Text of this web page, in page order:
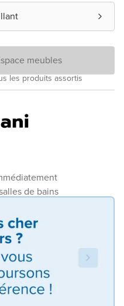
de bains
meubles
les produits assortis